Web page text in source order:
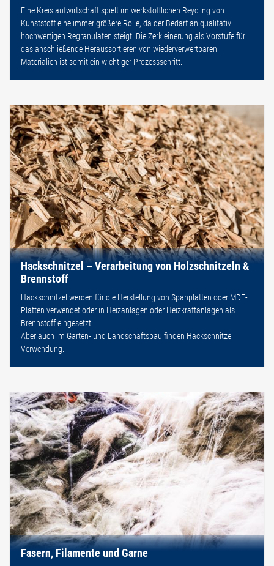
Eine Kreislaufwirtschaft spielt im werkstofflichen Reycling von
Kunststoff eine immer größere Rolle, da der Bedarf an qualitativ
hochwertigen Regranulaten steigt. Die Zerkleinerung als Vorstufe für
das anschließende Heraussortieren von wiederverwertbaren
Materialien ist somit ein wichtiger Prozessschritt.
Hackschnitzel – Verarbeitung von Holzschnitzeln &
Brennstoff
Hackschnitzel werden für die Herstellung von Spanplatten oder MDF-
Platten verwendet oder in Heizanlagen oder Heizkraftanlagen als
Brennstoff eingesetzt.
Aber auch im Garten- und Landschaftsbau finden Hackschnitzel
Verwendung.
Fasern, Filamente und Garne